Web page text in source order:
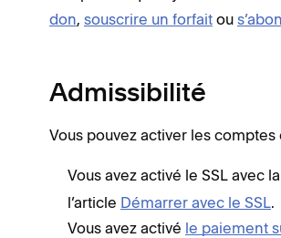
don, souscrire un forfait ou
Admissibilité
Vous pouvez activer les comptes
Vous avez activé le SSL avec
l’article Démarrer avec le SSL.
Vous avez activé le paiement